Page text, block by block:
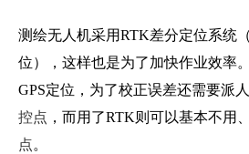
测绘无人机采用RTK差分定位系统
位），这样也是为了加快作业效率
GPS定位，为了校正误差还需要派
控点 ，而用了RTK则可以基本不用
点。